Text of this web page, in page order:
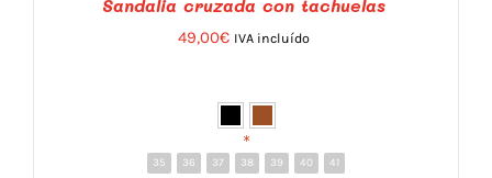
49,00€ IVA incluído
*
35 36 37 38 39 40 41